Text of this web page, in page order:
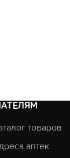
товаров
аптек